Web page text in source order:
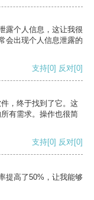
露个人信息，这让我很
会出现个人信息泄露的
支持[0] 反对[0]
，终于找到了它。这
有需求。操作也很简
支持[0] 反对[0]
提高了50%，让我能够